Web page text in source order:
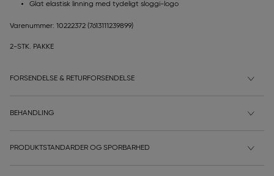
Glat elastisk linning med tydeligt sloggi-logo
Varenummer: 10222372 (7613111239899)
2-STK. PAKKE
FORSENDELSE & RETURFORSENDELSE
BEHANDLING
PRODUKTSTANDARDER OG SPORBARHED